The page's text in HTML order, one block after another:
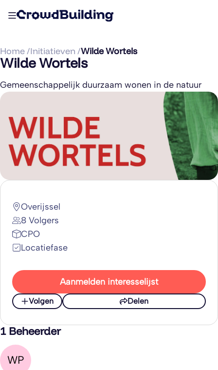
Home /Initiatieven /Wilde Wortels
Wilde Wortels
Gemeenschappelijk duurzaam wonen in de natuur
Overijssel
8 Volgers
CPO
Locatiefase
Aanmelden interesselijst
Volgen Delen
1 Beheerder
WP